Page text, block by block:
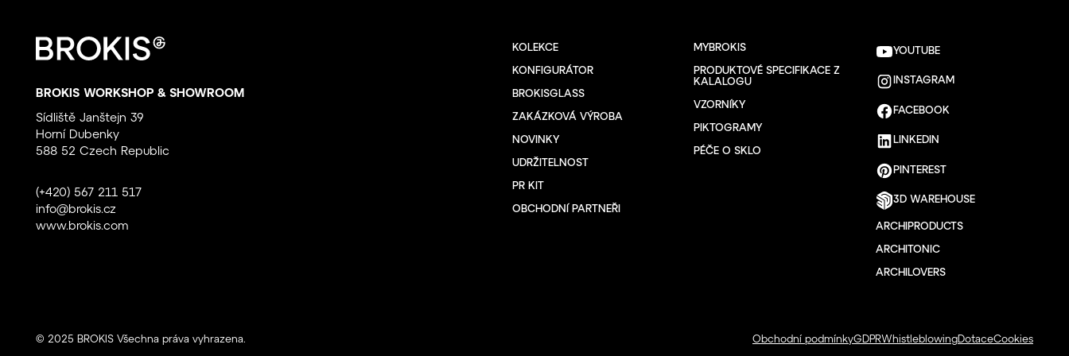
BROKIS WORKSHOP & SHOWROOM
Sídliště Janštejn 39
Horní Dubenky
588 52 Czech Republic
(+420) 567 211 517
info@brokis.cz
www.brokis.com
KOLEKCE
KONFIGURÁTOR
BROKISGLASS
ZAKÁZKOVÁ VÝROBA
NOVINKY
UDRŽITELNOST
PR KIT
OBCHODNÍ PARTNEŘI
MYBROKIS
PRODUKTOVÉ SPECIFIKACE Z
KALALOGU
VZORNÍKY
PIKTOGRAMY
PÉČE O SKLO
YOUTUBE
INSTAGRAM
FACEBOOK
LINKEDIN
PINTEREST
3D WAREHOUSE
ARCHIPRODUCTS
ARCHITONIC
ARCHILOVERS
© 2025 BROKIS Všechna práva vyhrazena. Obchodní podmínkyGDPRWhistleblowingDotaceCookies